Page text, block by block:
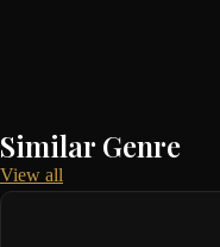
Similar Genre
View all